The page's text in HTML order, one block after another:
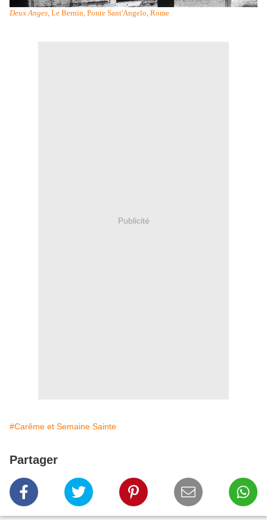
Deux Anges, Le Bernin, Ponte Sant'Angelo, Rome
Publicité
#Carême et Semaine Sainte
Partager